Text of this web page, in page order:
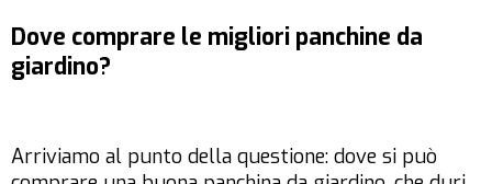
Dove comprare le migliori panchine da
giardino?
Arriviamo al punto della questione: dove si può